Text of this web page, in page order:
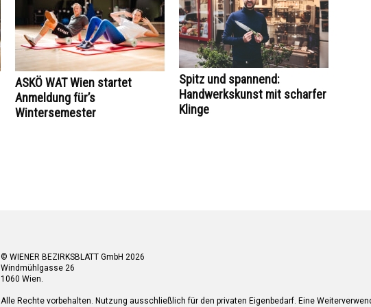
ASKÖ WAT Wien startet
Anmeldung für’s
Wintersemester
Spitz und spannend:
Handwerkskunst mit scharfer
Klinge
© WIENER BEZIRKSBLATT GmbH 2026
Windmühlgasse 26
1060 Wien.
Alle Rechte vorbehalten. Nutzung ausschließlich für den privaten Eigenbedarf. Eine